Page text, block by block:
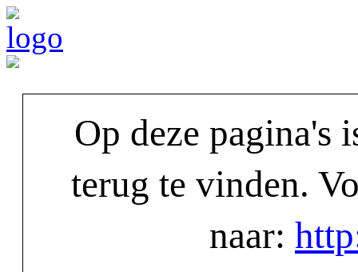
Op deze pagina's
terug te vinden.
naar: